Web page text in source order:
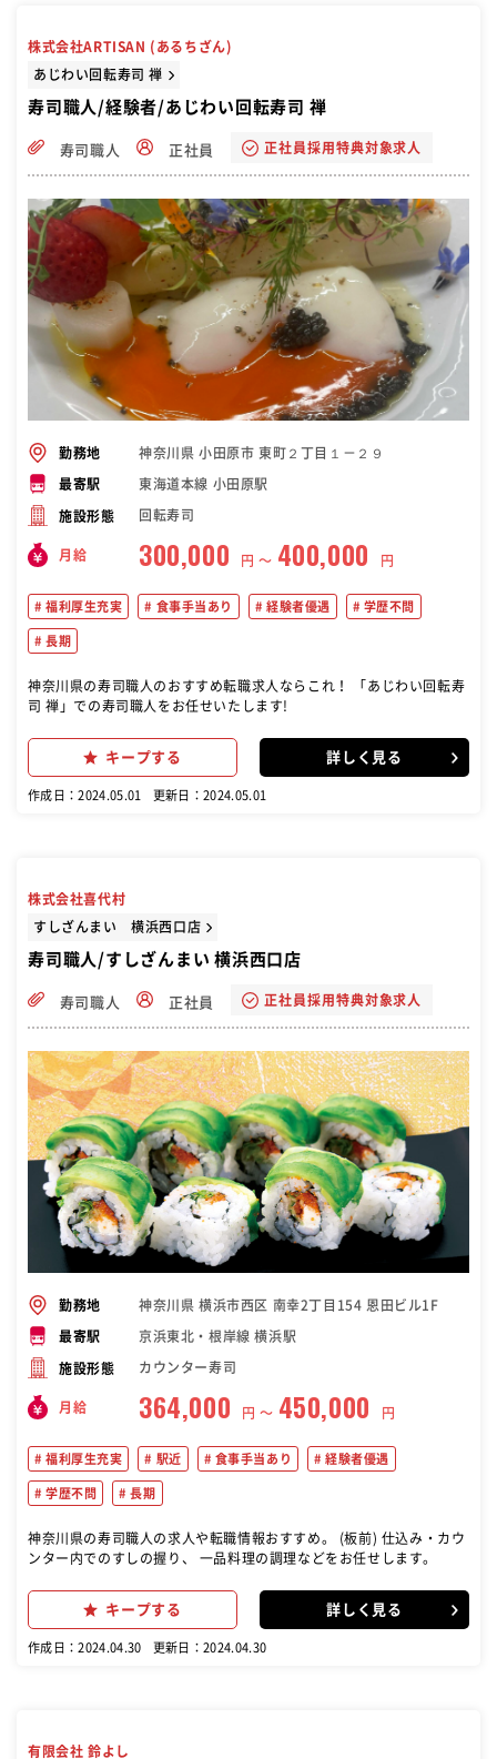
株式会社ARTISAN (あるちざん)
あじわい回転寿司 禅
寿司職人/経験者/あじわい回転寿司 禅
寿司職人 正社員 正社員採用特典対象求人
勤務地 神奈川県 小田原市 東町２丁目１－２９
最寄駅 東海道本線 小田原駅
施設形態 回転寿司
月給 300,000 円 〜 400,000 円
福利厚生充実 食事手当あり 経験者優遇 学歴不問
長期
神奈川県の寿司職人のおすすめ転職求人ならこれ！ 「あじわい回転寿
司 禅」での寿司職人をお任せいたします!
キープする 詳しく見る
作成日：2024.05.01 更新日：2024.05.01
株式会社喜代村
すしざんまい 横浜西口店
寿司職人/すしざんまい 横浜西口店
寿司職人 正社員 正社員採用特典対象求人
勤務地 神奈川県 横浜市西区 南幸2丁目154 恩田ビル1F
最寄駅 京浜東北・根岸線 横浜駅
施設形態 カウンター寿司
月給 364,000 円 〜 450,000 円
福利厚生充実 駅近 食事手当あり 経験者優遇
学歴不問 長期
神奈川県の寿司職人の求人や転職情報おすすめ。 (板前) 仕込み・カウ
ンター内でのすしの握り、 一品料理の調理などをお任せします。
キープする 詳しく見る
作成日：2024.04.30 更新日：2024.04.30
有限会社 鈴よし